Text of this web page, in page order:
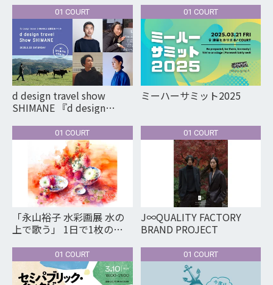
デモンストレーションを開
催！
01 COURT
d design travel show
SHIMANE 『d design
01 COURT
ミーハーサミット2025
01 COURT
「永山裕子 水彩画展 水の
上で歌う」 1日で1枚の作
デモンストレーションを開
催！
01 COURT
J∞QUALITY FACTORY
BRAND PROJECT
01 COURT 01 COURT